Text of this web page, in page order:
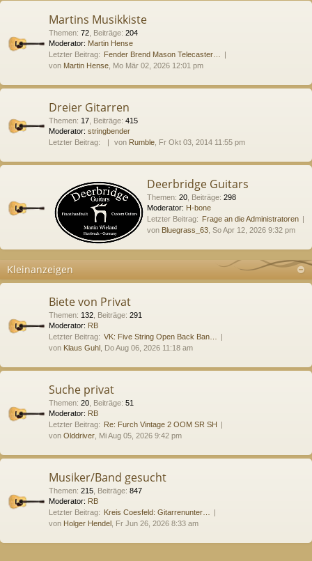
Martins Musikkiste
Themen: 72 Beiträge: 204
Moderator: Martin Hense
Letzter Beitrag: Fender Brend Mason Telecaster…
von Martin Hense , Mo Mär 02, 2026 12:01 pm
Dreier Gitarren
Themen: 17 Beiträge: 415
Moderator: stringbender
Letzter Beitrag:
von Rumble , Fr Okt 03, 2014 11:55 pm
Deerbridge Guitars
Themen: 20 Beiträge: 298
Moderator: H-bone
Letzter Beitrag: Frage an die Administratoren
von Bluegrass_63 , So Apr 12, 2026 9:32 pm
Kleinanzeigen
Biete von Privat
Themen: 132 Beiträge: 291
Moderator: RB
Letzter Beitrag: VK: Five String Open Back Ban…
von Klaus Guhl , Do Aug 06, 2026 11:18 am
Suche privat
Themen: 20 Beiträge: 51
Moderator: RB
Letzter Beitrag: Re: Furch Vintage 2 OOM SR SH
von Olddriver , Mi Aug 05, 2026 9:42 pm
Musiker/Band gesucht
Themen: 215 Beiträge: 847
Moderator: RB
Letzter Beitrag: Kreis Coesfeld: Gitarrenunter…
von Holger Hendel , Fr Jun 26, 2026 8:33 am